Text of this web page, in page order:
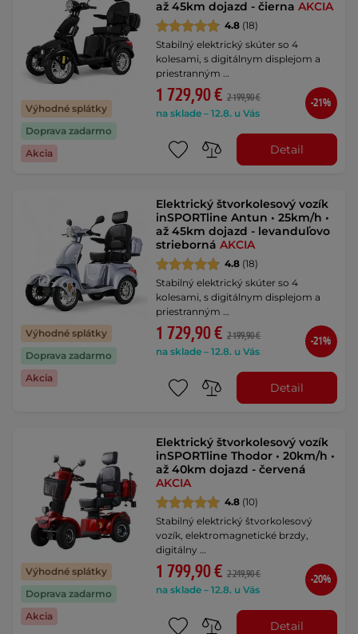
Výhodné splátky
Doprava zadarmo
Akcia
až 45km dojazd - čiernaAKCIA
4.8 (18)
Stabilný elektrický skúter so 4
kolesami, s digitálnym displejom a
priestranným …
1 729,90 € 2 199,90 €
na sklade – 12.8. u Vás
-21%
Detail
Výhodné splátky
Doprava zadarmo
Akcia
Elektrický štvorkolesový vozík
inSPORTline Antun • 25km/h •
až 45km dojazd - levanduľovo
striebornáAKCIA
4.8 (18)
Stabilný elektrický skúter so 4
kolesami, s digitálnym displejom a
priestranným …
1 729,90 € 2 199,90 €
na sklade – 12.8. u Vás
-21%
Detail
Výhodné splátky
Doprava zadarmo
Akcia
Elektrický štvorkolesový vozík
inSPORTline Thodor • 20km/h •
až 40km dojazd - červená
AKCIA
4.8 (10)
Stabilný elektrický štvorkolesový
vozík, elektromagnetické brzdy,
digitálny …
1 799,90 € 2 249,90 €
na sklade – 12.8. u Vás
-20%
Detail